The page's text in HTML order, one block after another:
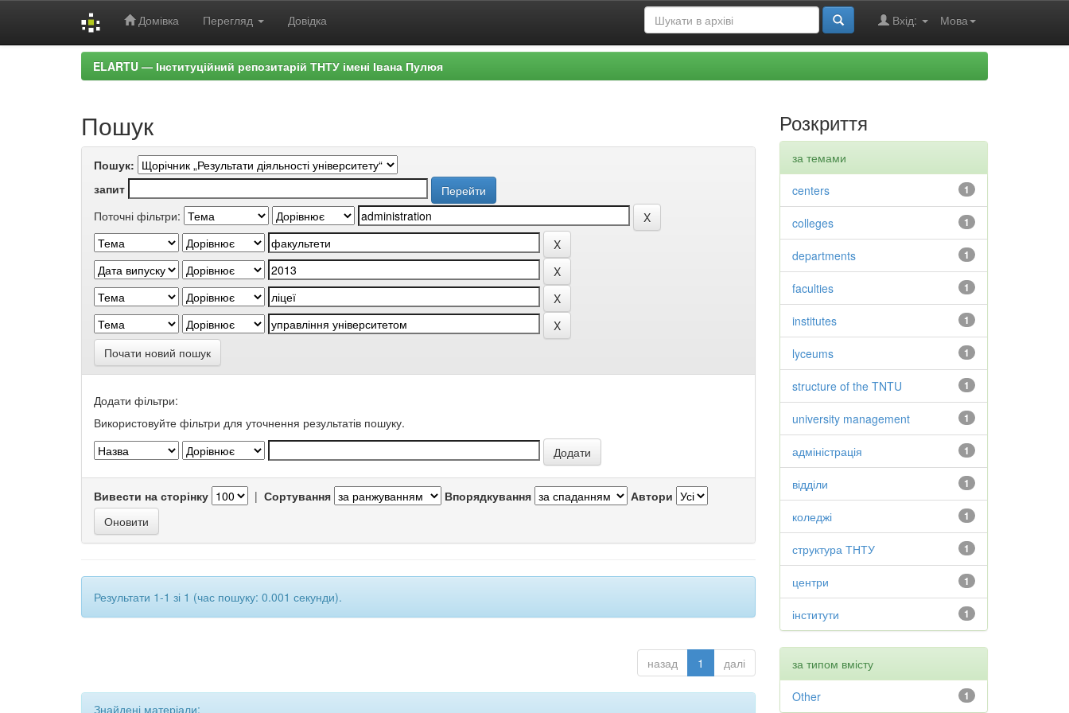
Домівка Перегляд Довідка Мова
Вхід:
ELARTU — Інституційний репозитарій ТНТУ імені Івана Пулюя
Пошук
Пошук:
запит
Поточні фільтри:
Почати новий пошук
Додати фільтри:
Використовуйте фільтри для уточнення результатів пошуку.
Вивести на сторінку | Сортування Впорядкування Автори
Результати 1-1 зі 1 (час пошуку: 0.001 секунди).
назад 1 далі
Знайдені матеріали:
Розкриття
за темами
1
centers
1
colleges
1
departments
1
faculties
1
institutes
1
lyceums
1
structure of the TNTU
1
university management
1
адміністрація
1
відділи
1
коледжі
1
структура ТНТУ
1
центри
1
інститути
за типом вмісту
1
Other